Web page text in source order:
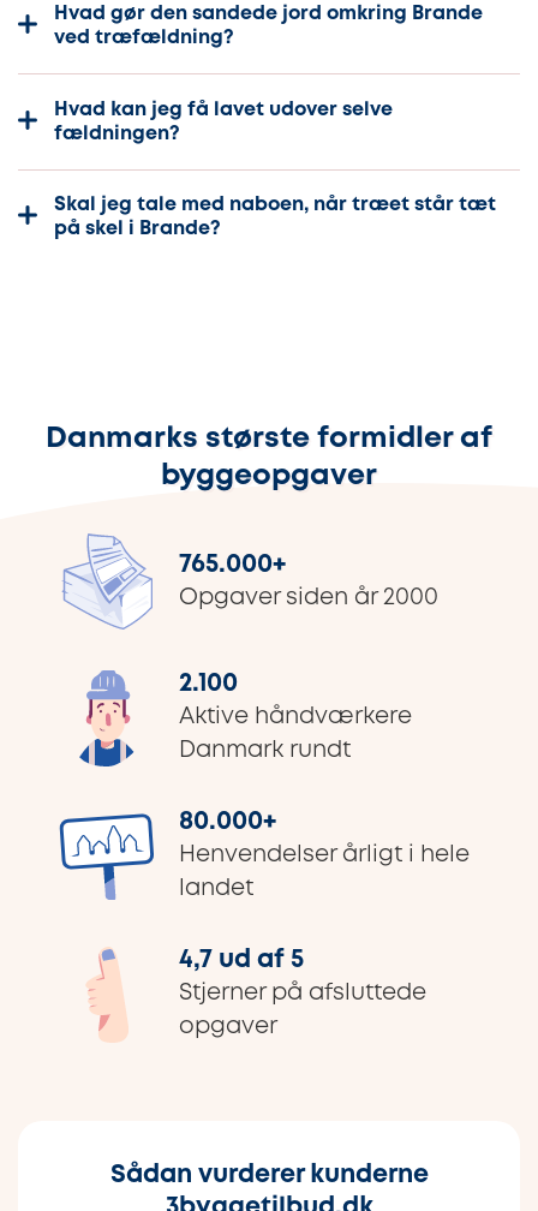
Hvad gør den sandede jord omkring Brande
ved træfældning?
Hvad kan jeg få lavet udover selve
fældningen?
Skal jeg tale med naboen, når træet står tæt
på skel i Brande?
Danmarks største formidler af
byggeopgaver
765.000+
Opgaver siden år 2000
2.100
Aktive håndværkere
Danmark rundt
80.000+
Henvendelser årligt i hele
landet
4,7 ud af 5
Stjerner på afsluttede
opgaver
Sådan vurderer kunderne